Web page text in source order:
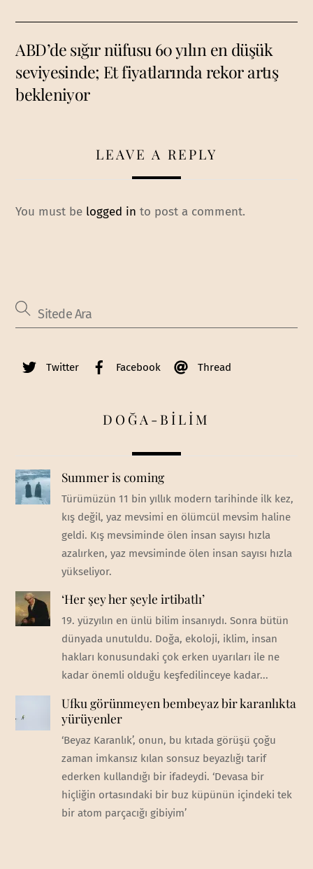
ABD’de sığır nüfusu 60 yılın en düşük
seviyesinde; Et fiyatlarında rekor artış
bekleniyor
LEAVE A REPLY
You must be logged in to post a comment.
Twitter Facebook Thread
DOĞA-BİLİM
Summer is coming
Türümüzün 11 bin yıllık modern tarihinde ilk kez,
kış değil, yaz mevsimi en ölümcül mevsim haline
geldi. Kış mevsiminde ölen insan sayısı hızla
azalırken, yaz mevsiminde ölen insan sayısı hızla
yükseliyor.
‘Her şey her şeyle irtibatlı’
19. yüzyılın en ünlü bilim insanıydı. Sonra bütün
dünyada unutuldu. Doğa, ekoloji, iklim, insan
hakları konusundaki çok erken uyarıları ile ne
kadar önemli olduğu keşfedilinceye kadar...
Ufku görünmeyen bembeyaz bir karanlıkta
yürüyenler
‘Beyaz Karanlık’, onun, bu kıtada görüşü çoğu
zaman imkansız kılan sonsuz beyazlığı tarif
ederken kullandığı bir ifadeydi. ‘Devasa bir
hiçliğin ortasındaki bir buz küpünün içindeki tek
bir atom parçacığı gibiyim’